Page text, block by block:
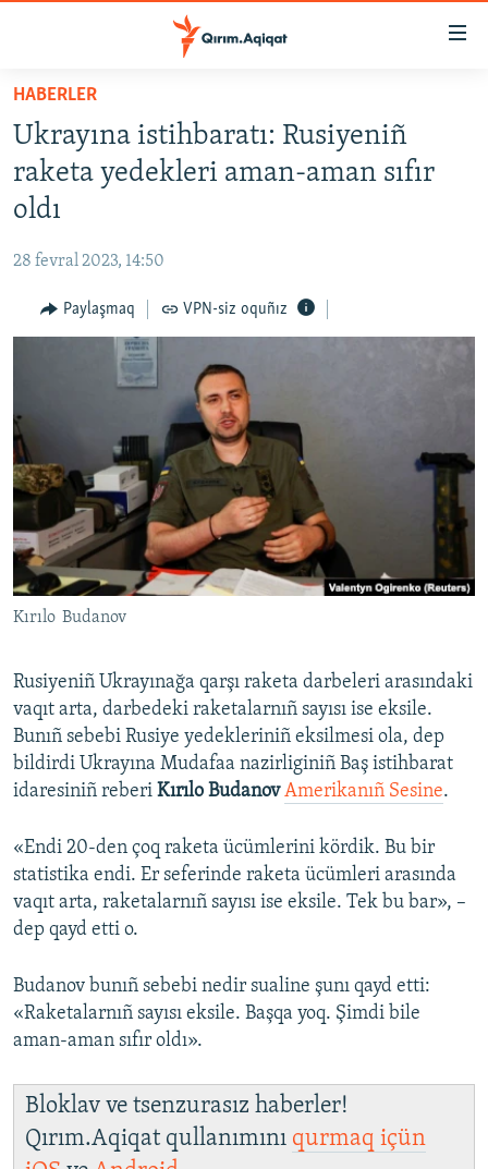
Esas
qaytmaq
Baş
navigatsiyağa
qaytmaq
Qıdıruvğa
HABERLER
SİYASET
İQTİSADİYAT
MEDENİYET
İNSAN AQLARI
BLOGLAR
FİKİR
Русский
Українською
QOŞULIÑIZ!
RFE/RS bütün saytları
HABERLER
Ukrayına istihbaratı: Rusiyeniñ
raketa yedekleri aman-aman sıfır
oldı
28 fevral 2023, 14:50
Paylaşmaq VPN-siz oquñız
Kırılo Budanov
Rusiyeniñ Ukrayınağa qarşı raketa darbeleri arasındaki
vaqıt arta, darbedeki raketalarnıñ sayısı ise eksile.
Bunıñ sebebi Rusiye yedekleriniñ eksilmesi ola, dep
bildirdi Ukrayına Mudafaa nazirliginiñ Baş istihbarat
idaresiniñ reberi Kırılo Budanov Amerikanıñ Sesine.
«Endi 20-den çoq raketa ücümlerini kördik. Bu bir
statistika endi. Er seferinde raketa ücümleri arasında
vaqıt arta, raketalarnıñ sayısı ise eksile. Tek bu bar», –
dep qayd etti o.
Budanov bunıñ sebebi nedir sualine şunı qayd etti:
«Raketalarnıñ sayısı eksile. Başqa yoq. Şimdi bile
aman-aman sıfır oldı».
Bloklav ve tsenzurasız haberler!
Qırım.Aqiqat qullanımını qurmaq içün